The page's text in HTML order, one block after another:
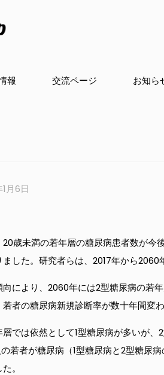
報 交流ページ お知ら
月6日
20歳未満の若年層の糖尿病患者数が
ました。研究者らは、2017年から
向により、2060年には2型糖尿病の若
若者の糖尿病新規診断率が数十年間変
では依然として1型糖尿病が多いが
若者が糖尿病（1型糖尿病と2型糖尿
。